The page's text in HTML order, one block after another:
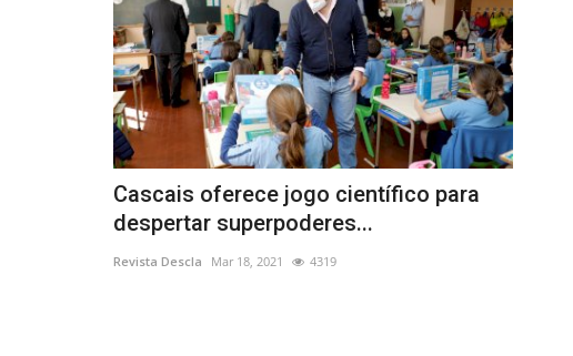
Cascais oferece jogo científico para
despertar superpoderes...
Revista Descla Mar 18, 2021 4319